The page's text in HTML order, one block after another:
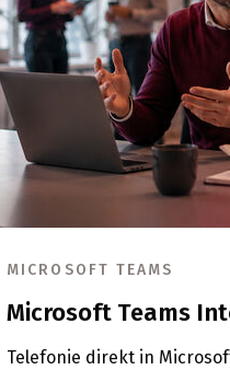
MICROSOFT TEAMS
Microsoft Teams
Telefonie direkt in